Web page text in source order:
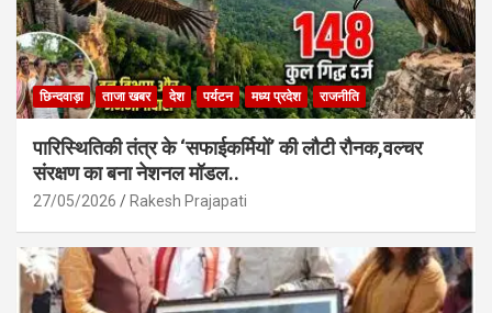
छिन्दवाड़ा ताजा खबर देश पर्यटन मध्य प्रदेश राजनीति
पारिस्थितिकी तंत्र के ‘सफाईकर्मियों’ की लौटी रौनक,वल्चर
संरक्षण का बना नेशनल मॉडल..
27/05/2026 Rakesh Prajapati